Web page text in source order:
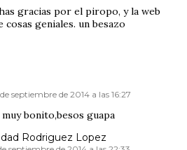
gracias por el piropo, y la web
cosas geniales. un besazo
septiembre de 2014 a las 16:27
muy bonito,besos guapa
Rodriguez Lopez